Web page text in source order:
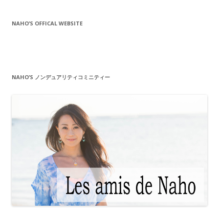
NAHO’S OFFICAL WEBSITE
NAHO’S ノンデュアリティコミニティー